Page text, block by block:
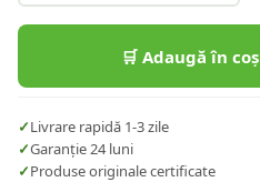
🛒 Adaugă în coș
✓Livrare rapidă 1-3 zile
✓Garanție 24 luni
✓Produse originale certificate